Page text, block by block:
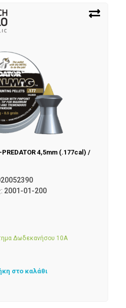
4,5mm (.177cal) /
2001-01-200
Δωδεκανήσου 10Α
στο καλάθι